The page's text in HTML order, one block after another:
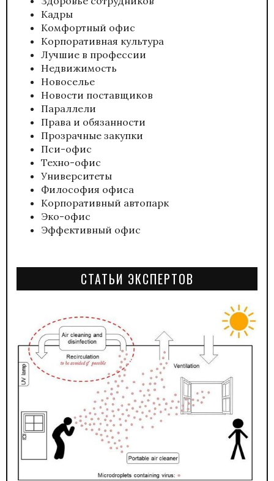
Кадры
Комфортный офис
Корпоративная культура
Лучшие в профессии
Недвижимость
Новоселье
Новости поставщиков
Параллели
Права и обязанности
Прозрачные закупки
Пси-офис
Техно-офис
Университеты
Философия офиса
Корпоративный автопарк
Эко-офис
Эффективный офис
СТАТЬИ ЭКСПЕРТОВ